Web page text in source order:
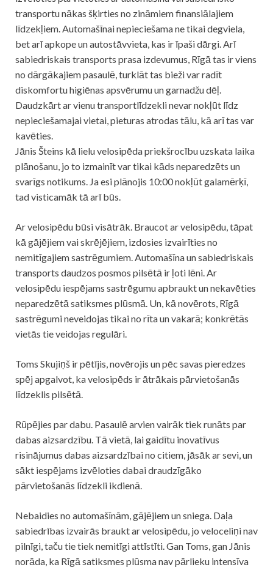
transportu nākas šķirties no zināmiem finansiālajiem
līdzekļiem. Automašīnai nepieciešama ne tikai degviela,
bet arī apkope un autostāvvieta, kas ir īpaši dārgi. Arī
sabiedriskais transports prasa izdevumus, Rīgā tas ir viens
no dārgākajiem pasaulē, turklāt tas bieži var radīt
diskomfortu higiēnas apsvērumu un garnadžu dēļ.
Daudzkārt ar vienu transportlīdzekli nevar nokļūt līdz
nepieciešamajai vietai, pieturas atrodas tālu, kā arī tas var
kavēties.
Jānis Šteins kā lielu velosipēda priekšrocību uzskata laika
plānošanu, jo to izmainīt var tikai kāds neparedzēts un
svarīgs notikums. Ja esi plānojis 10:00 nokļūt galamērķī,
tad visticamāk tā arī būs.
Ar velosipēdu būsi visātrāk. Braucot ar velosipēdu, tāpat
kā gājējiem vai skrējējiem, izdosies izvairīties no
nemitīgajiem sastrēgumiem. Automašīna un sabiedriskais
transports daudzos posmos pilsētā ir ļoti lēni. Ar
velosipēdu iespējams sastrēgumu apbraukt un nekavēties
neparedzētā satiksmes plūsmā. Un, kā novērots, Rīgā
sastrēgumi neveidojas tikai no rīta un vakarā; konkrētās
vietās tie veidojas regulāri.
Toms Skujiņš ir pētījis, novērojis un pēc savas pieredzes
spēj apgalvot, ka velosipēds ir ātrākais pārvietošanās
līdzeklis pilsētā.
Rūpējies par dabu. Pasaulē arvien vairāk tiek runāts par
dabas aizsardzību. Tā vietā, lai gaidītu inovatīvus
risinājumus dabas aizsardzībai no citiem, jāsāk ar sevi, un
sākt iespējams izvēloties dabai draudzīgāko
pārvietošanās līdzekli ikdienā.
Nebaidies no automašīnām, gājējiem un sniega. Daļa
sabiedrības izvairās braukt ar velosipēdu, jo veloceliņi nav
pilnīgi, taču tie tiek nemitīgi attīstīti. Gan Toms, gan Jānis
norāda, ka Rīgā satiksmes plūsma nav pārlieku intensīva